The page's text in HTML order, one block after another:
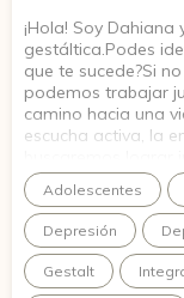
¡Hola! Soy
gestáltica.Podes
que te sucede?Si
podemos trabajar
camino hacia una
escucha activa, la
acciones. Ofrezco
diseñado para
diferentes conflictos
aquí y ahora
presente?
Adolescentes
Depresión
Gestalt